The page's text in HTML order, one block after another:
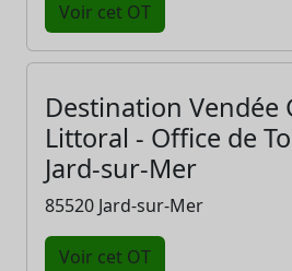
Voir cet OT
Destination Vendée
Littoral - Office de
Jard-sur-Mer
85520 Jard-sur-Mer
Voir cet OT